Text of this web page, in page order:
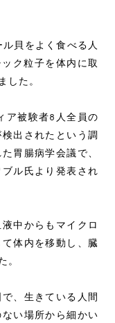
貝をよく食べる人
ク粒子を体内に取
した。
ア被験者8人全員の
出されたという調
胃腸病学会議で、
ル氏より発表され
中からもマイクロ
体内を移動し、臓
。
、生きている人間
い場所から細かい